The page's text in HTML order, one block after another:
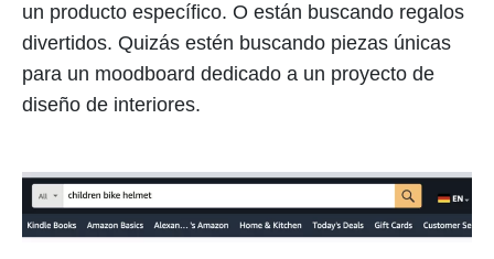
un producto específico. O están buscando regalos
divertidos. Quizás estén buscando piezas únicas
para un moodboard dedicado a un proyecto de
diseño de interiores.